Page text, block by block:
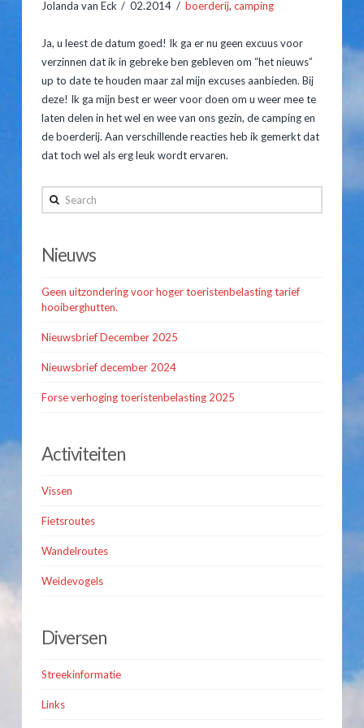
Inventaris
Prijslijst
Kampeerplaatsen
Arrangementen
Prijslijst
Gastenboek
Route & Contact
Jolanda van Eck 02.2014 boerderij, camping
Ja, u leest de datum goed! Ik ga er nu geen excuus voor
verzinnen dat ik in gebreke ben gebleven om “het nieuws”
up to date te houden maar zal mijn excuses aanbieden. Bij
deze! Ik ga mijn best er weer voor doen om u weer mee te
laten delen in het wel en wee van ons gezin, de camping en
de boerderij. Aan verschillende reacties heb ik gemerkt dat
dat toch wel als erg leuk wordt ervaren.
van
Eck
Nieuwe
Search
Nieuws
Geen uitzondering voor hoger toeristenbelasting tarief
hooiberghutten.
Nieuwsbrief December 2025
Nieuwsbrief december 2024
Forse verhoging toeristenbelasting 2025
Activiteiten
Vissen
Fietsroutes
Wandelroutes
Weidevogels
Diversen
Streekinformatie
Links